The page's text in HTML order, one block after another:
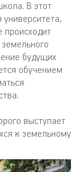
В этот
происходит
будущих
обучением
выступает
к земельному